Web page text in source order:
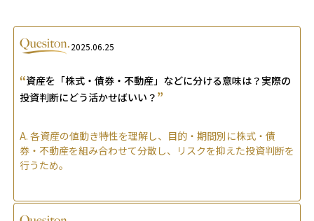
2025.06.25
“資産を「株式・債券・不動産」などに分ける意味は？実際の
投資判断にどう活かせばいい？ ”
A. 各資産の値動き特性を理解し、目的・期間別に株式・債
券・不動産を組み合わせて分散し、リスクを抑えた投資判断を
行うため。